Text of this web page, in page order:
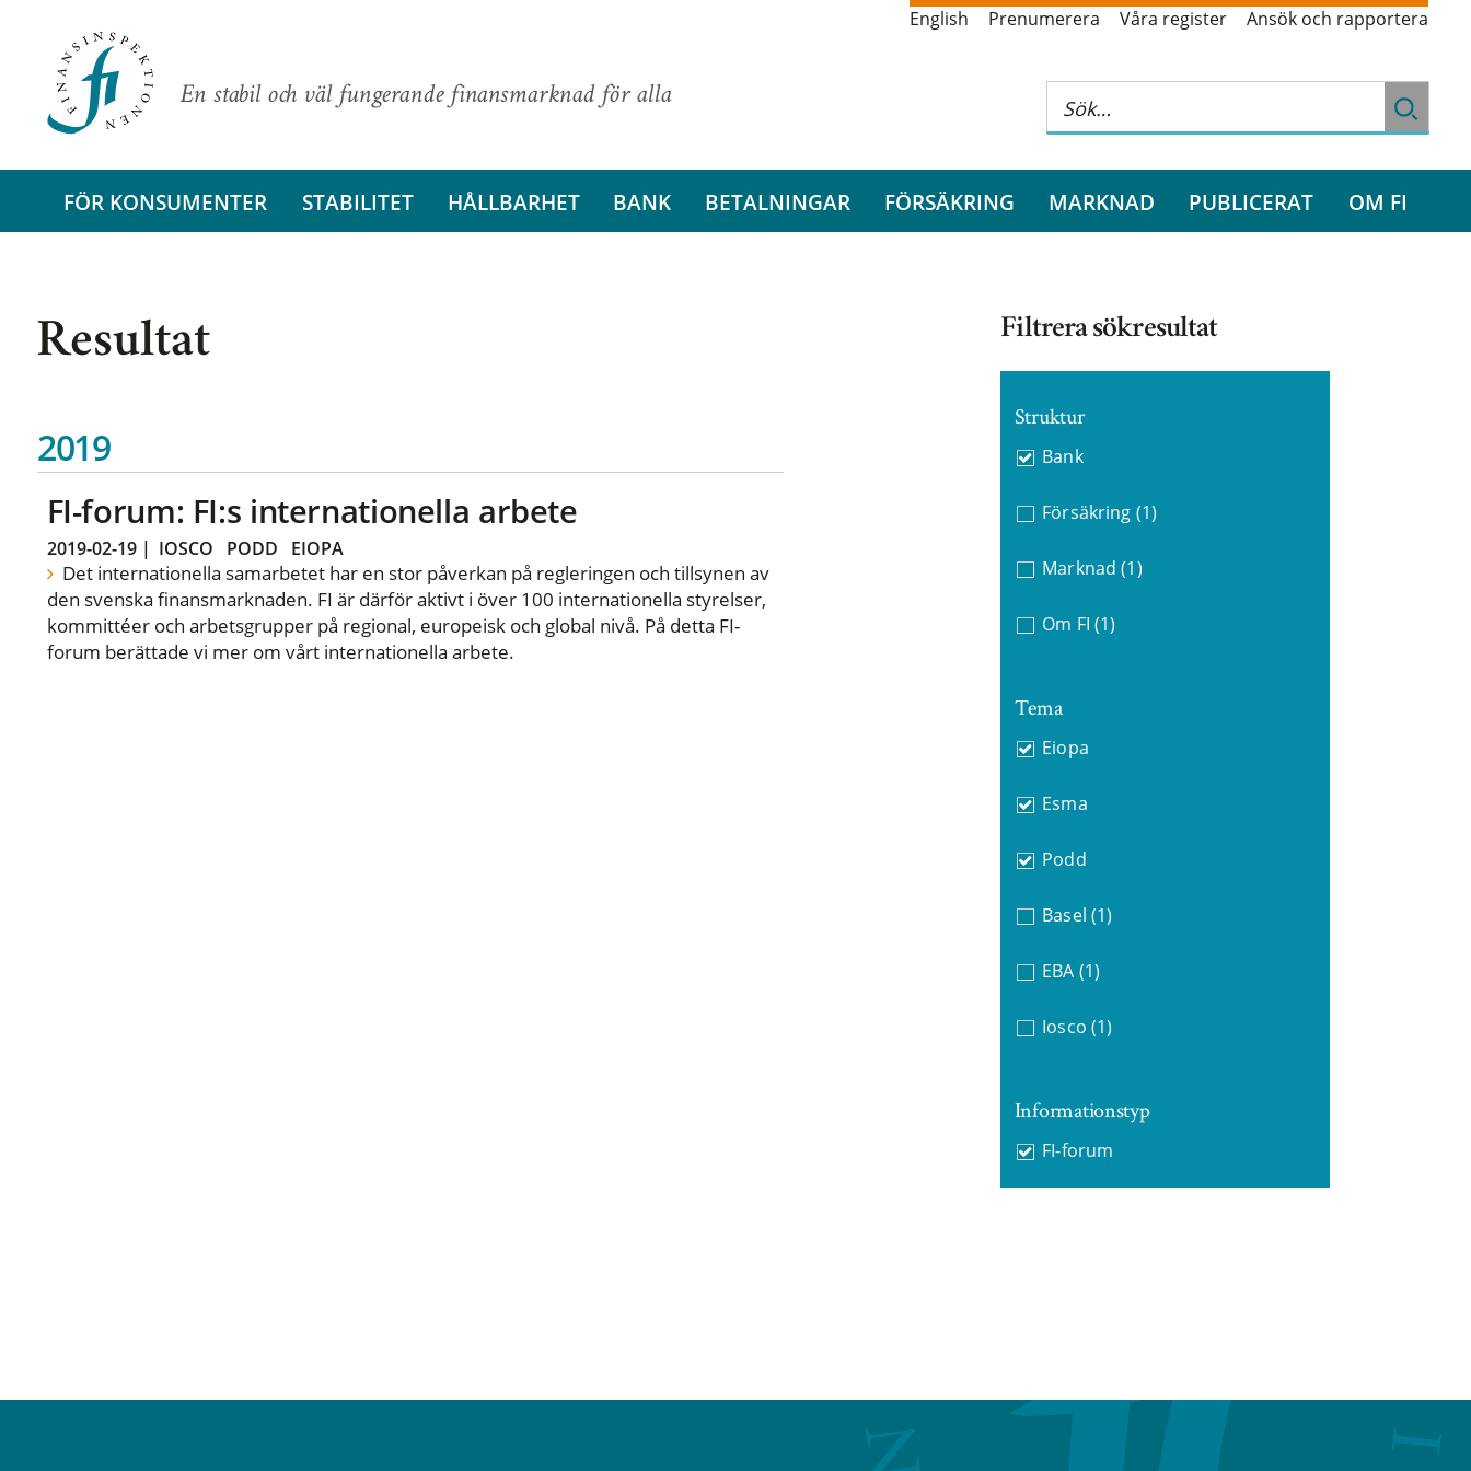
En stabil och väl fungerande finansmarknad för alla
English Prenumerera Våra register Ansök och rapportera
FÖR KONSUMENTER STABILITET HÅLLBARHET BANK BETALNINGAR FÖRSÄKRING MARKNAD PUBLICERAT OM FI
Resultat
2019
FI-forum: FI:s internationella arbete
2019-02-19| IOSCO PODD EIOPA
Det internationella samarbetet har en stor påverkan på regleringen och tillsynen av
den svenska finansmarknaden. FI är därför aktivt i över 100 internationella styrelser,
kommittéer och arbetsgrupper på regional, europeisk och global nivå. På detta FI-
forum berättade vi mer om vårt internationella arbete.
Filtrera sökresultat
Struktur
Bank
Försäkring (1)
Marknad (1)
Om FI (1)
Tema
Eiopa
Esma
Podd
Basel (1)
EBA (1)
Iosco (1)
Informationstyp
FI-forum